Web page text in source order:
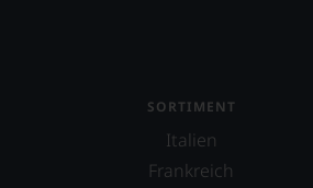
SORTIMENT
Italien
Frankreich